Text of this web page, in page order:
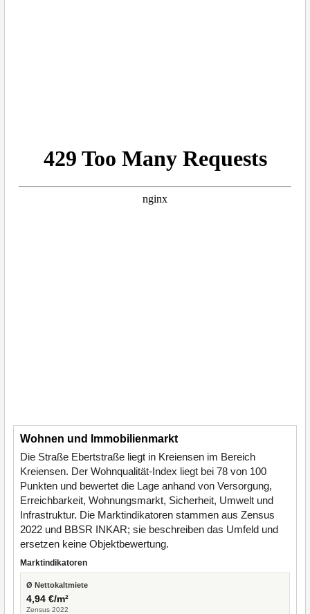
Wohnen und Immobilienmarkt
Die Straße Ebertstraße liegt in Kreiensen im Bereich
Kreiensen. Der Wohnqualität-Index liegt bei 78 von 100
Punkten und bewertet die Lage anhand von Versorgung,
Erreichbarkeit, Wohnungsmarkt, Sicherheit, Umwelt und
Infrastruktur. Die Marktindikatoren stammen aus Zensus
2022 und BBSR INKAR; sie beschreiben das Umfeld und
ersetzen keine Objektbewertung.
Marktindikatoren
Ø Nettokaltmiete
4,94 €/m²
Zensus 2022